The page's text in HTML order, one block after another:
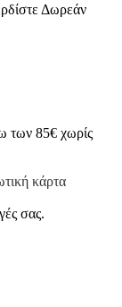
Δωρεάν
των 85€ χωρίς
κάρτα
σας.